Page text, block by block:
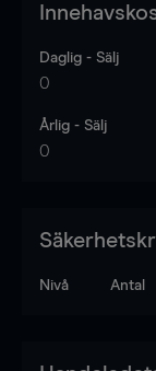
Daglig - Sälj
0
Årlig - Sälj
0
Nivå Antal